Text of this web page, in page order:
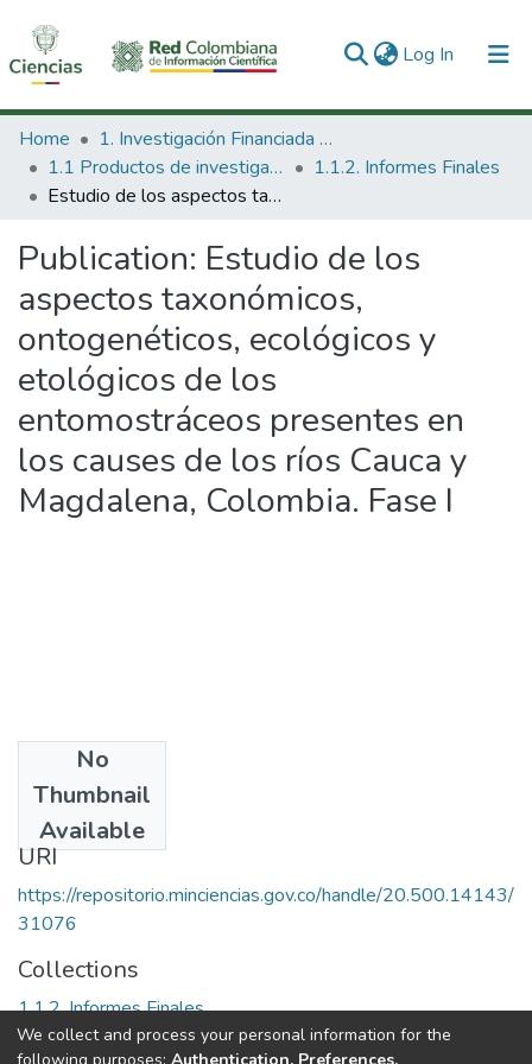
Log In (current)
Communities & Collections
All of DSpace
Home
1. Investigación Financiada con Recursos Públicos
1.1 Productos de investigación
1.1.2. Informes Finales
Estudio de los aspectos taxonómicos, ontogenéticos, ecológicos y etológicos de los entomostráceos presentes en los causes de los ríos Cauca y Magdalena, Colombia. Fase I
Publication: Estudio de los
aspectos taxonómicos,
ontogenéticos, ecológicos y
etológicos de los
entomostráceos presentes en
los causes de los ríos Cauca y
Magdalena, Colombia. Fase I
No
Thumbnail
Available
1989
URI
https://repositorio.minciencias.gov.co/handle/20.500.14143/
31076
Collections
1.1.2. Informes Finales
We collect and process your personal information for the